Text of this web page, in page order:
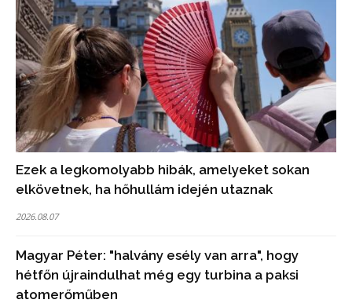
Ezek a legkomolyabb hibák, amelyeket sokan
elkövetnek, ha hőhullám idején utaznak
2026.08.07
Magyar Péter: "halvány esély van arra", hogy
hétfőn újraindulhat még egy turbina a paksi
atomerőműben